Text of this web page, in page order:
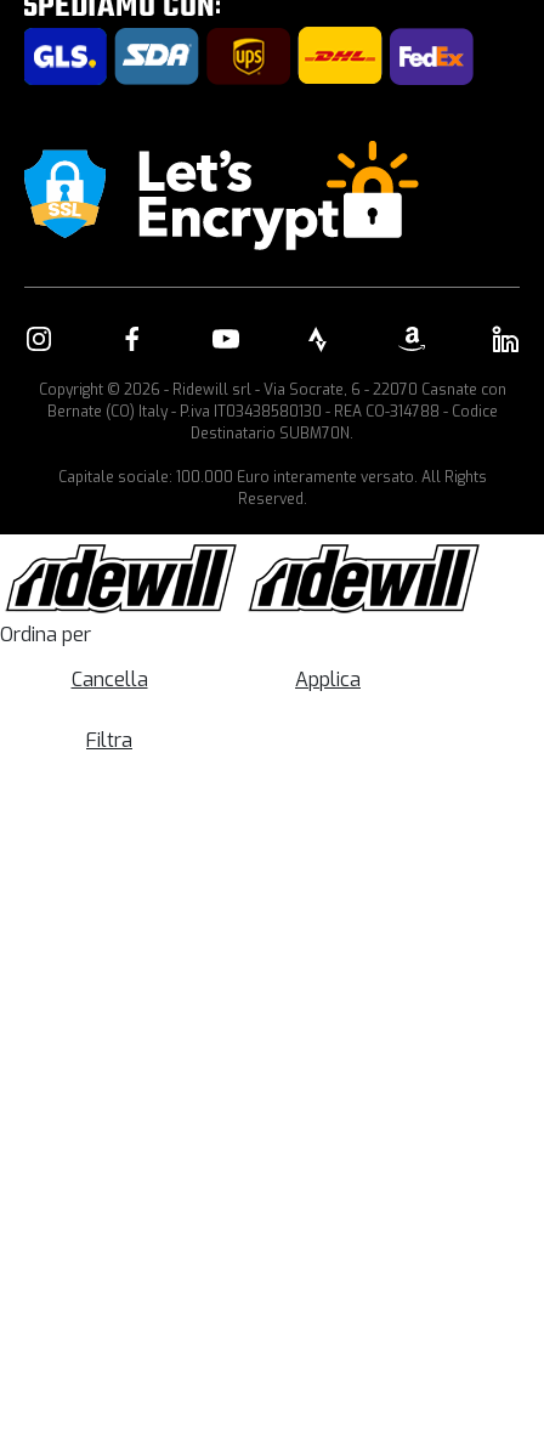
Portabici per auto
Copyright © 2026 - Ridewill srl - Via Socrate, 6 - 22070 Casnate con
Bernate (CO) Italy - P.iva IT03438580130 - REA CO-314788 - Codice
Destinatario SUBM70N.
Capitale sociale: 100.000 Euro interamente versato. All Rights
Reserved.
Ordina per
Cancella
Applica
Filtra